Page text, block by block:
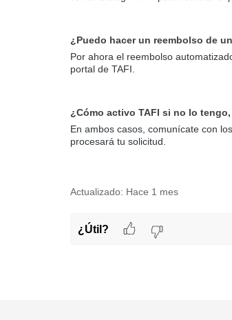
¿Puedo hacer un reembolso de
Por ahora el reembolso
portal de TAFI.
¿Cómo activo TAFI si no lo
En ambos casos, comunícate con
procesará tu solicitud.
Actualizado: Hace 1 mes
¿Útil?